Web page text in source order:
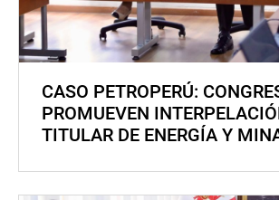
CASO PETROPERÚ:
PROMUEVEN
TITULAR DE ENERGÍA Y